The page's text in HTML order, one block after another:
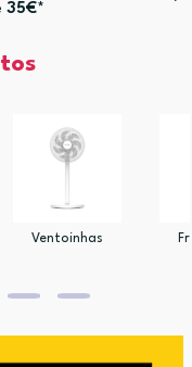
35€*
Ventoinhas